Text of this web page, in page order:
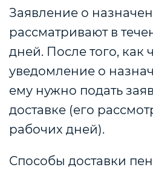
Заявление о
рассматривают в
дней. После того, как
уведомление о
ему нужно подать
доставке (его
рабочих дней).
Способы доставки